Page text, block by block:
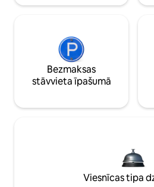
Bezmaksas
stāvvieta īpašumā
Viesnīcas tipa